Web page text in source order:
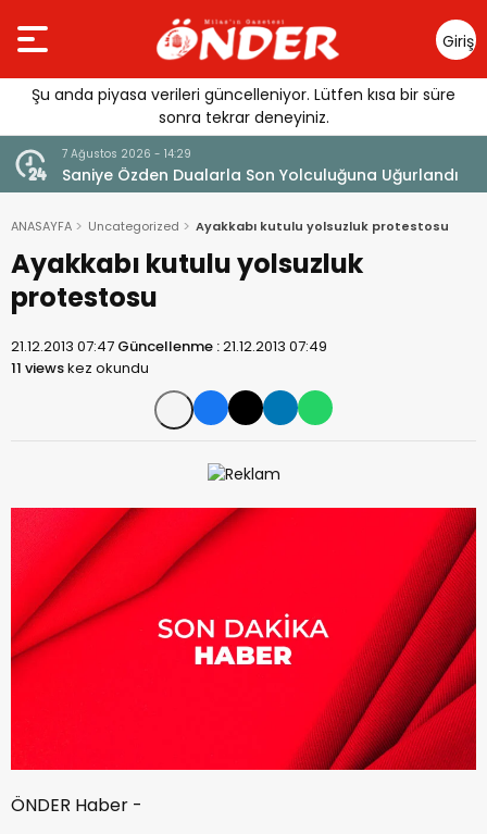
Giriş
Yap
Şu anda piyasa verileri güncelleniyor. Lütfen kısa bir süre
sonra tekrar deneyiniz.
7 Ağustos 2026 - 14:29
Saniye Özden Dualarla Son Yolculuğuna Uğurlandı
ANASAYFA Uncategorized Ayakkabı kutulu yolsuzluk protestosu
Ayakkabı kutulu yolsuzluk
protestosu
21.12.2013 07:47 Güncellenme :21.12.2013 07:49
11 viewskez okundu
ÖNDER Haber -